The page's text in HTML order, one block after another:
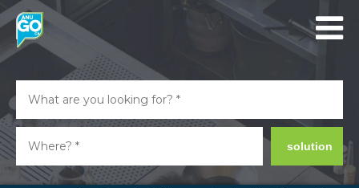
solution